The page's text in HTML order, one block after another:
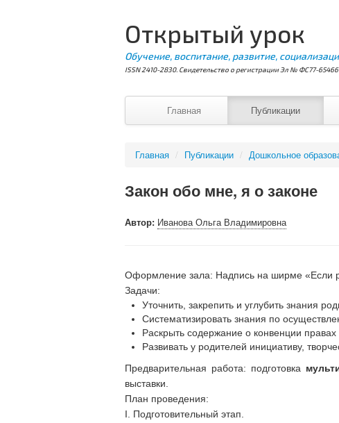
Открытый урок
Обучение, воспитание, развитие,
ISSN 2410-2830. Свидетельство о регистрации Эл № ФС77-65466
Главная Публикации
Главная / Публикации / Дошкольное
Закон обо мне, я о законе
Автор: Иванова Ольга Владимировна
Оформление зала: Надпись на ширме «Если
Задачи:
Уточнить, закрепить и углубить знания
Систематизировать знания по
Раскрыть содержание о конвенции правах
Развивать у родителей инициативу,
Предварительная работа: подготовка
выставки.
План проведения:
I. Подготовительный этап.